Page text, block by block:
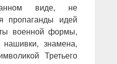
виде, не
пропаганды идей
военной формы,
знамена,
Третьего